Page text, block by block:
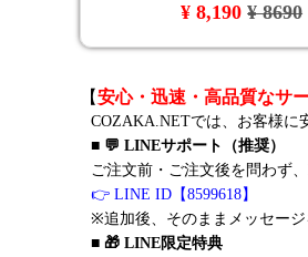
¥ 8,190¥ 8690
【安心・迅速・高品質なサ
COZAKA.NETでは、お客様に
■ 💬 LINEサポート（推奨）
ご注文前・ご注文後を問わず
👉 LINE ID【8599618】
※追加後、そのままメッセージ
■ 🎁 LINE限定特典